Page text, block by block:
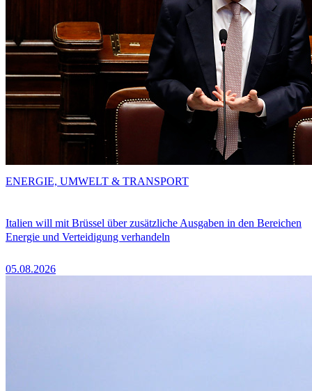
Italien will mit Brüssel über zusätzliche Ausgaben in den Bereichen
Energie und Verteidigung verhandeln
05.08.2026
ENERGIE, UMWELT & TRANSPORT